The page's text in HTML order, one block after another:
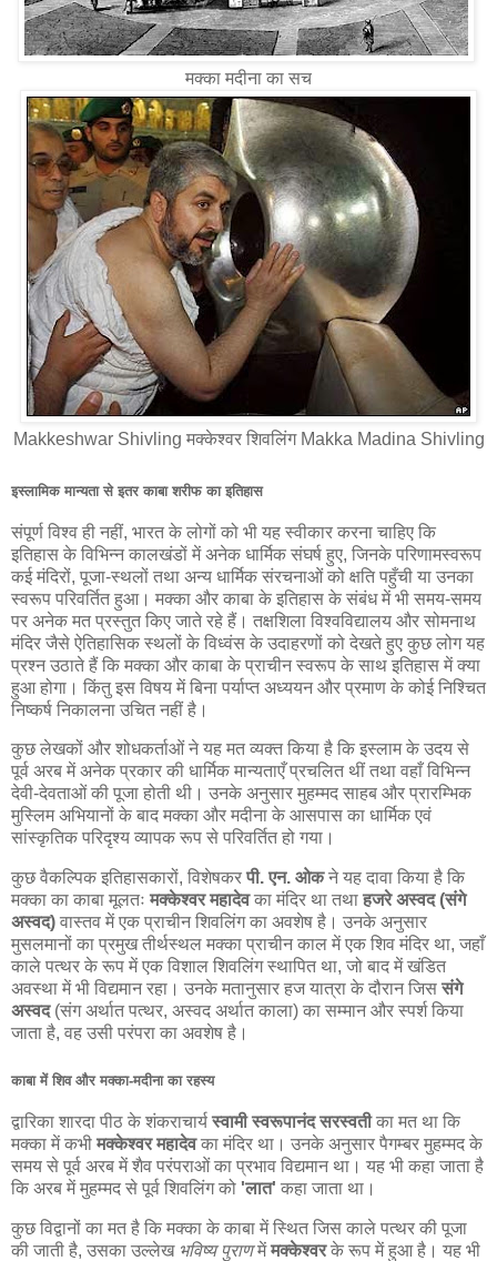
मक्का मदीना का सच
Makkeshwar Shivling मक्केश्वर शिवलिंग Makka Madina Shivling
इस्लामिक मान्यता से इतर काबा शरीफ का इतिहास
संपूर्ण विश्व ही नहीं, भारत के लोगों को भी यह स्वीकार करना चाहिए कि
इतिहास के विभिन्न कालखंडों में अनेक धार्मिक संघर्ष हुए, जिनके परिणामस्वरूप
कई मंदिरों, पूजा-स्थलों तथा अन्य धार्मिक संरचनाओं को क्षति पहुँची या उनका
स्वरूप परिवर्तित हुआ। मक्का और काबा के इतिहास के संबंध में भी समय-समय
पर अनेक मत प्रस्तुत किए जाते रहे हैं। तक्षशिला विश्वविद्यालय और सोमनाथ
मंदिर जैसे ऐतिहासिक स्थलों के विध्वंस के उदाहरणों को देखते हुए कुछ लोग यह
प्रश्न उठाते हैं कि मक्का और काबा के प्राचीन स्वरूप के साथ इतिहास में क्या
हुआ होगा। किंतु इस विषय में बिना पर्याप्त अध्ययन और प्रमाण के कोई निश्चित
निष्कर्ष निकालना उचित नहीं है।
कुछ लेखकों और शोधकर्ताओं ने यह मत व्यक्त किया है कि इस्लाम के उदय से
पूर्व अरब में अनेक प्रकार की धार्मिक मान्यताएँ प्रचलित थीं तथा वहाँ विभिन्न
देवी-देवताओं की पूजा होती थी। उनके अनुसार मुहम्मद साहब और प्रारम्भिक
मुस्लिम अभियानों के बाद मक्का और मदीना के आसपास का धार्मिक एवं
सांस्कृतिक परिदृश्य व्यापक रूप से परिवर्तित हो गया।
कुछ वैकल्पिक इतिहासकारों, विशेषकरपी. एन. ओकने यह दावा किया है कि
मक्का का काबा मूलतःमक्केश्वर महादेवका मंदिर था तथाहजरे अस्वद (संगे
अस्वद) वास्तव में एक प्राचीन शिवलिंग का अवशेष है। उनके अनुसार
मुसलमानों का प्रमुख तीर्थस्थल मक्का प्राचीन काल में एक शिव मंदिर था, जहाँ
काले पत्थर के रूप में एक विशाल शिवलिंग स्थापित था, जो बाद में खंडित
अवस्था में भी विद्यमान रहा। उनके मतानुसार हज यात्रा के दौरान जिससंगे
अस्वद(संग अर्थात पत्थर, अस्वद अर्थात काला) का सम्मान और स्पर्श किया
जाता है, वह उसी परंपरा का अवशेष है।
काबा में शिव और मक्का-मदीना का रहस्य
द्वारिका शारदा पीठ के शंकराचार्यस्वामी स्वरूपानंद सरस्वतीका मत था कि
मक्का में कभीमक्केश्वर महादेवका मंदिर था। उनके अनुसार पैगम्बर मुहम्मद के
समय से पूर्व अरब में शैव परंपराओं का प्रभाव विद्यमान था। यह भी कहा जाता है
कि अरब में मुहम्मद से पूर्व शिवलिंग को 'लात' कहा जाता था।
कुछ विद्वानों का मत है कि मक्का के काबा में स्थित जिस काले पत्थर की पूजा
की जाती है, उसका उल्लेख भविष्य पुराणमेंमक्केश्वरके रूप में हुआ है। यह भी